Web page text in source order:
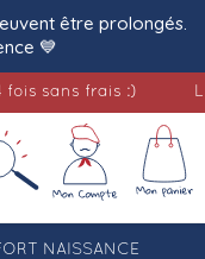
être prolongés.
💙
frais :)
NAISSANCE